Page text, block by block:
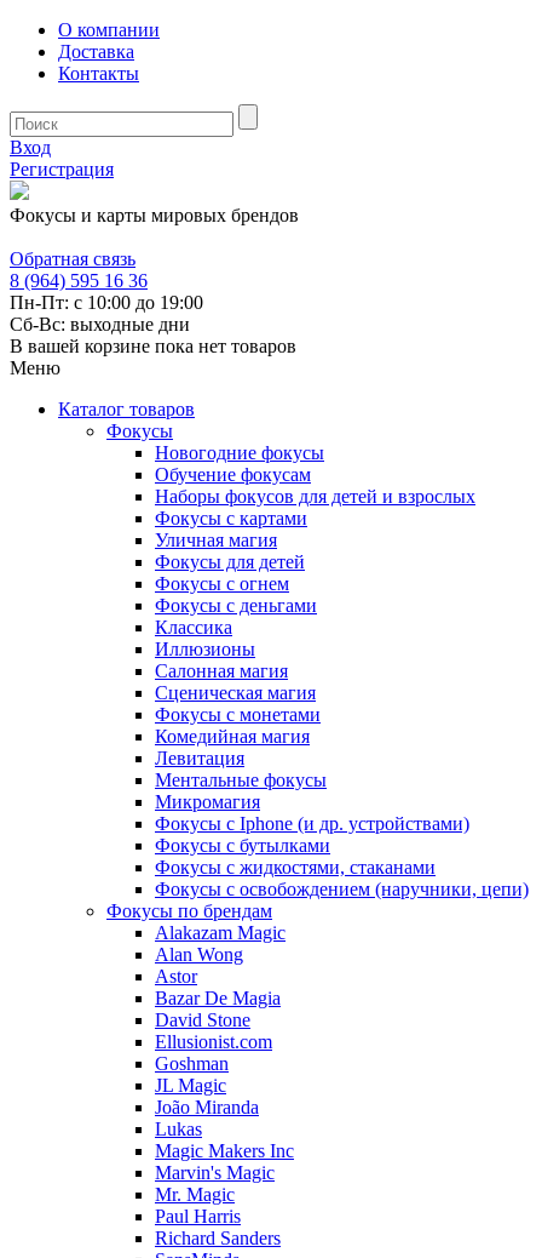
О компании
Доставка
Контакты
Вход
Регистрация
Фокусы и карты мировых брендов
Обратная связь
8 (964) 595 16 36
Пн-Пт: с 10:00 до 19:00
Сб-Вс: выходные дни
В вашей корзине пока нет товаров
Меню
Каталог товаров
Фокусы
Новогодние фокусы
Обучение фокусам
Наборы фокусов для детей и взрослых
Фокусы с картами
Уличная магия
Фокусы для детей
Фокусы с огнем
Фокусы с деньгами
Классика
Иллюзионы
Салонная магия
Сценическая магия
Фокусы с монетами
Комедийная магия
Левитация
Ментальные фокусы
Микромагия
Фокусы с Iphone (и др. устройствами)
Фокусы с бутылками
Фокусы с жидкостями, стаканами
Фокусы с освобождением (наручники, цепи)
Фокусы по брендам
Alakazam Magic
Alan Wong
Astor
Bazar De Magia
David Stone
Ellusionist.com
Goshman
JL Magic
João Miranda
Lukas
Magic Makers Inc
Marvin's Magic
Mr. Magic
Paul Harris
Richard Sanders